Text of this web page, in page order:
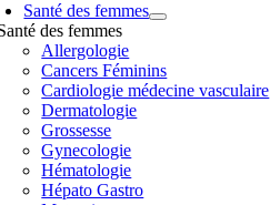
Santé des femmes
des femmes
Allergologie
Cancers Féminins
Cardiologie médecine vasculaire
Dermatologie
Grossesse
Gynecologie
Hématologie
Hépato Gastro